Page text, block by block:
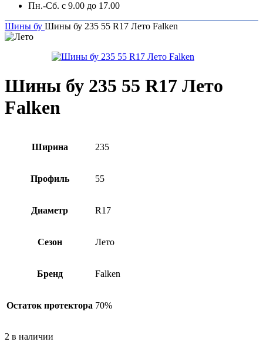
Пн.-Сб. с 9.00 до 17.00
Шины бу Шины бу 235 55 R17 Лето Falken
Шины бу 235 55 R17 Лето
Falken
Ширина 235
Профиль 55
Диаметр R17
Сезон Лето
Бренд Falken
Остаток протектора 70%
2 в наличии